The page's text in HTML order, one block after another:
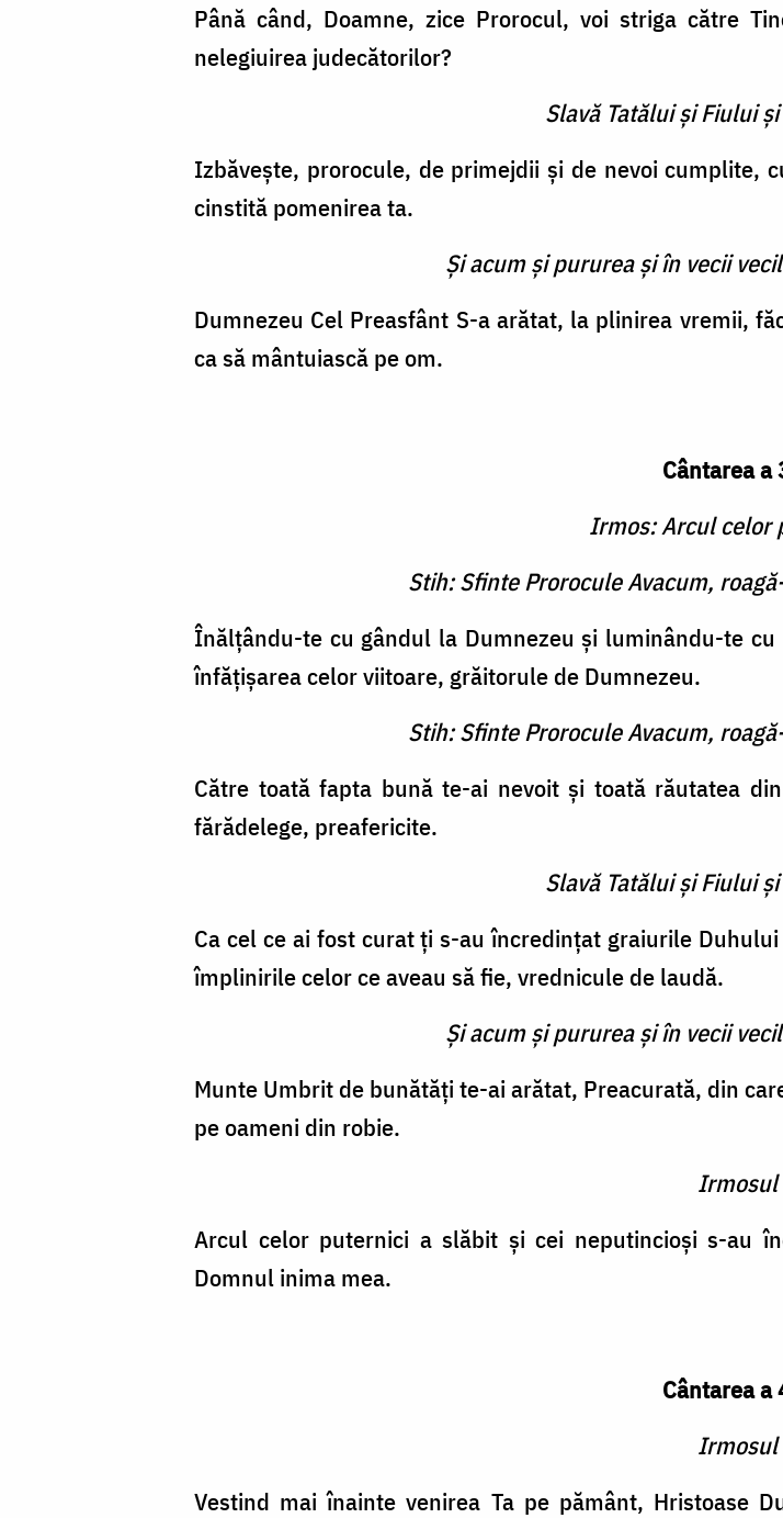
Până când, Doamne, zice Prorocul, voi striga către
nelegiuirea jude­cătorilor?
Slavă Tatălui şi Fiului
Izbăveşte, prorocule, de primejdii şi de nevoi cumplite,
cinstită po­menirea ta.
Şi acum şi pururea şi în vecii
Dumnezeu Cel Preasfânt S-a ară­tat, la plinirea vremii,
ca să mântu­iască pe om.
Cântarea a
Irmos: Arcul celor
Stih: Sfinte Prorocule Avacum,
Înălţându-te cu gândul la Dumnezeu şi luminându-te
înfăţişarea celor viitoare, grăitorule de Dumnezeu.
Stih: Sfinte Prorocule Avacum,
Către toată fapta bună te-ai nevoit şi toată răutatea
fărădelege, preafericite.
Slavă Tatălui şi Fiului
Ca cel ce ai fost curat ţi s-au încredinţat graiurile
împlinirile celor ce aveau să fie, vrednicule de laudă.
Şi acum şi pururea şi în vecii
Munte Umbrit de bunătăţi te-ai arătat, Preacurată, din
pe oa­meni din robie.
Irmosul
Arcul celor puternici a slăbit şi cei neputincioşi s-au
Domnul inima mea.
Cântarea a
Irmosul
Vestind mai înainte ve­nirea Ta pe pământ, Hristoase